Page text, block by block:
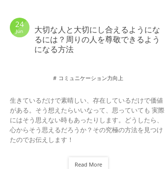
24
Jun
大切な人と大切にし合えるようにな
るには？周りの人を尊敬できるよう
になる方法
コミュニケーション力向上
生きているだけで素晴しい、存在しているだけで価値
がある。そう想えたらいいなって、思っていても 実際
にはそう思えない時もあったりします。どうしたら、
心からそう思えるだろうか？その究極の方法を見つけ
たのでお伝えします！
Read More